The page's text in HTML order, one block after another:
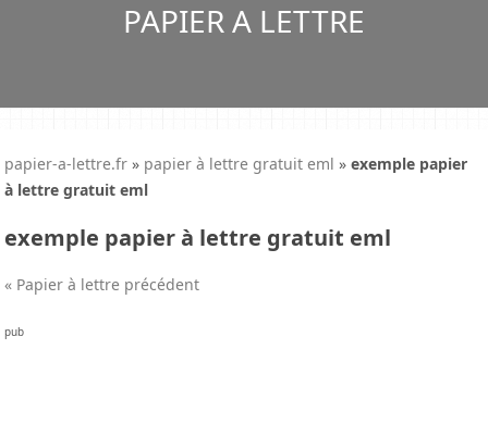
PAPIER A LETTRE
papier-a-lettre.fr » papier à lettre gratuit eml »exemple papier
à lettre gratuit eml
exemple papier à lettre gratuit eml
« Papier à lettre précédent
pub